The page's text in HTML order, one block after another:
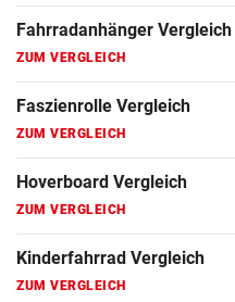
Fahrradanhänger Vergleich
ZUM VERGLEICH
Faszienrolle Vergleich
ZUM VERGLEICH
Hoverboard Vergleich
ZUM VERGLEICH
Kinderfahrrad Vergleich
ZUM VERGLEICH